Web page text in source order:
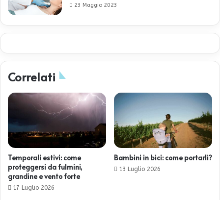
23 Maggio 2023
Correlati
Temporali estivi: come
proteggersi da fulmini,
grandine e vento forte
17 Luglio 2026
Bambini in bici: come portarli?
13 Luglio 2026